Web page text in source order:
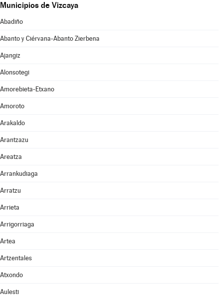
Municipios de Vizcaya
Abadiño
Abanto y Ciérvana-Abanto Zierbena
Ajangiz
Alonsotegi
Amorebieta-Etxano
Amoroto
Arakaldo
Arantzazu
Areatza
Arrankudiaga
Arratzu
Arrieta
Arrigorriaga
Artea
Artzentales
Atxondo
Aulesti